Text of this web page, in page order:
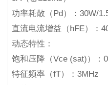
功率耗散（Pd）：30W/
直流电流增益（hFE）：
动态特性：
饱和压降（Vce (sat)）：
特征频率（fT）：3MHz